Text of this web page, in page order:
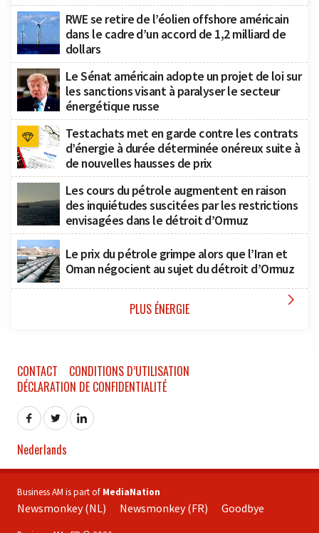
RWE se retire de l’éolien offshore américain
dans le cadre d’un accord de 1,2 milliard de
dollars
Le Sénat américain adopte un projet de loi sur
les sanctions visant à paralyser le secteur
énergétique russe
Testachats met en garde contre les contrats
d’énergie à durée déterminée onéreux suite à
de nouvelles hausses de prix
Les cours du pétrole augmentent en raison
des inquiétudes suscitées par les restrictions
envisagées dans le détroit d’Ormuz
Le prix du pétrole grimpe alors que l’Iran et
Oman négocient au sujet du détroit d’Ormuz
PLUS ÉNERGIE 
CONTACT
CONDITIONS D’UTILISATION
DÉCLARATION DE CONFIDENTIALITÉ
Nederlands
Business AM is part of MediaNation
Newsmonkey (NL) Newsmonkey (FR) Goodbye